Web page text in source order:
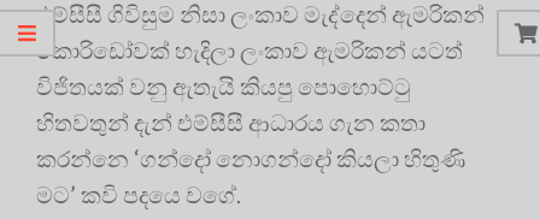
එම්සීසී ගිවිසුම නිසා ලංකාව මැද්දෙන් ඇමරිකන්
කොරිඩෝවක් හැදිලා ලංකාව ඇමරිකන් යටත්
විජිතයක් වනු ඇතැයි කියපු පොහොට්ටු
හිතවතුන් දැන් එම්සීසී ආධාරය ගැන කතා
කරන්නෙ ‘ගන්දෝ නොගන්දෝ කියලා හිතුණි
මට’ කවි පදයෙ වගේ.